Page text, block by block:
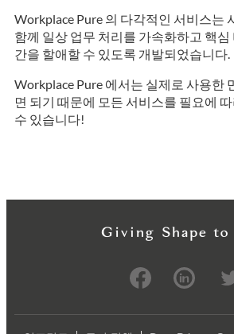
Workplace Pure 의 다각적인 서비스는
함께 일상 업무 처리를 가속화하고 핵심
간을 할애할 수 있도록 개발되었습니다.
Workplace Pure 에서는 실제로 사용한
면 되기 때문에 모든 서비스를 필요에
수 있습니다!